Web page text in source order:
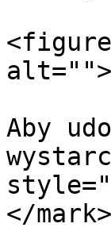
Aby
</